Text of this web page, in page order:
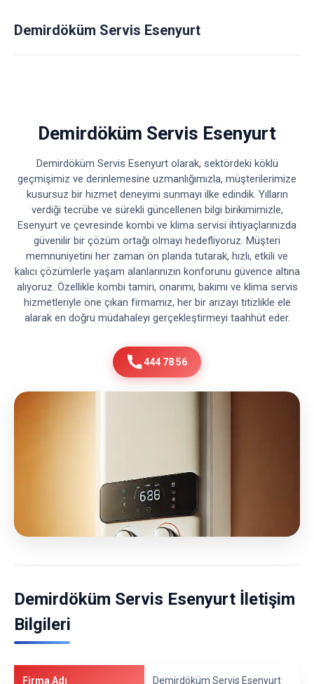
Demirdöküm Servis Esenyurt
Demirdöküm Servis Esenyurt
Demirdöküm Servis Esenyurt olarak, sektördeki köklü
geçmişimiz ve derinlemesine uzmanlığımızla, müşterilerimize
kusursuz bir hizmet deneyimi sunmayı ilke edindik. Yılların
verdiği tecrübe ve sürekli güncellenen bilgi birikimimizle,
Esenyurt ve çevresinde kombi ve klima servisi ihtiyaçlarınızda
güvenilir bir çözüm ortağı olmayı hedefliyoruz. Müşteri
memnuniyetini her zaman ön planda tutarak, hızlı, etkili ve
kalıcı çözümlerle yaşam alanlarınızın konforunu güvence altına
alıyoruz. Özellikle kombi tamiri, onarımı, bakımı ve klima servis
hizmetleriyle öne çıkan firmamız, her bir arızayı titizlikle ele
alarak en doğru müdahaleyi gerçekleştirmeyi taahhüt eder.
444 78 56
Demirdöküm Servis Esenyurt İletişim
Bilgileri
Firma Adı Demirdöküm Servis Esenyurt